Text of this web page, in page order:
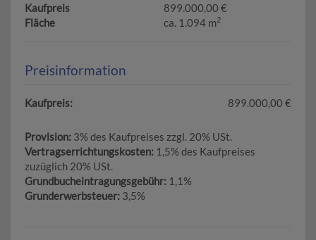
Kaufpreis
899.000,00 €
Fläche
ca. 1.094 m2
Preisinformation
Kaufpreis: 899.000,00 €
Provision: 3% des Kaufpreises zzgl. 20% USt.
Vertragserrichtungskosten: 1,5% des Kaufpreises
zuzüglich 20% USt.
Grundbucheintragungsgebühr: 1,1%
Grunderwerbsteuer: 3,5%